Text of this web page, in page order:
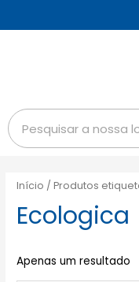
Início / Produtos
Ecologica
Apenas um resultado